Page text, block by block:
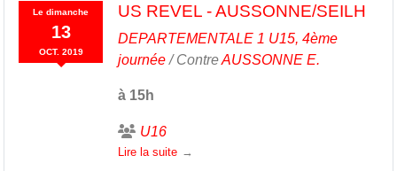
Ledimanche
13
OCT. 2019
US REVEL - AUSSONNE/SEILH
DEPARTEMENTALE 1 U15, 4ème
journée/ ContreAUSSONNE E.
à 15h
U16
Lire la suite